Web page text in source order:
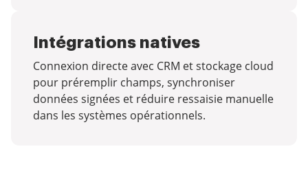
Intégrations natives
Connexion directe avec CRM et stockage cloud
pour préremplir champs, synchroniser
données signées et réduire ressaisie manuelle
dans les systèmes opérationnels.